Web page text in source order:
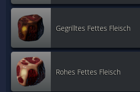
Gegrilltes Fettes Fleisch
Rohes Fettes Fleisch